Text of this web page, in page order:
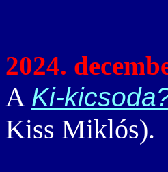
2024.
A Ki-
Kiss Miklós).